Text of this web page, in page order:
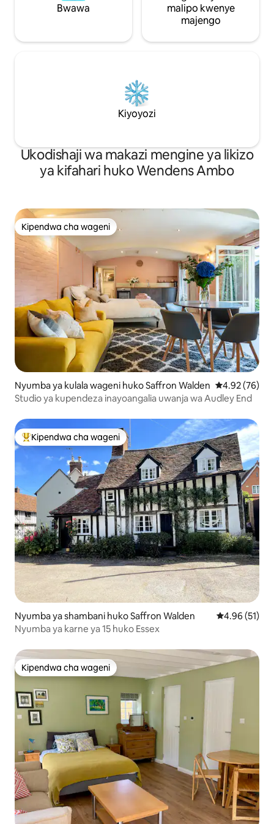
Bwawa
malipo kwenye
majengo
Kiyoyozi
Ukodishaji wa makazi mengine ya likizo
ya kifahari huko Wendens Ambo
Kipendwa cha wageni
Kipendwa cha wageni
Nyumba ya kulala wageni huko Saffron Walden Ukadiriaji wa
4.92 (76)
Studio ya kupendeza inayoangalia uwanja wa Audley End
Kipendwa maarufu cha wageni
Kipendwa cha wageni
Nyumba ya shambani huko Saffron Walden Ukadiriaji wa
4.96 (51)
Nyumba ya karne ya 15 huko Essex
Kipendwa cha wageni
Kipendwa cha wageni